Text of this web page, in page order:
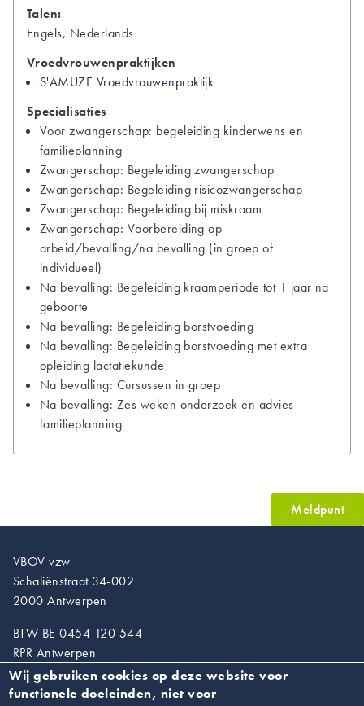
Talen:
Engels, Nederlands
Vroedvrouwenpraktijken
S'AMUZE Vroedvrouwenpraktijk
Specialisaties
Voor zwangerschap: begeleiding kinderwens en
familieplanning
Zwangerschap: Begeleiding zwangerschap
Zwangerschap: Begeleiding risicozwangerschap
Zwangerschap: Begeleiding bij miskraam
Zwangerschap: Voorbereiding op
arbeid/bevalling/na bevalling (in groep of
individueel)
Na bevalling: Begeleiding kraamperiode tot 1 jaar na
geboorte
Na bevalling: Begeleiding borstvoeding
Na bevalling: Begeleiding borstvoeding met extra
opleiding lactatiekunde
Na bevalling: Cursussen in groep
Na bevalling: Zes weken onderzoek en advies
familieplanning
Meldpunt
VBOV vzw
Schaliënstraat 34-002
2000 Antwerpen
BTW BE 0454 120 544
RPR Antwerpen
T. 03/218.89.67
Wij gebruiken cookies op deze website voor
functionele doeleinden, niet voor